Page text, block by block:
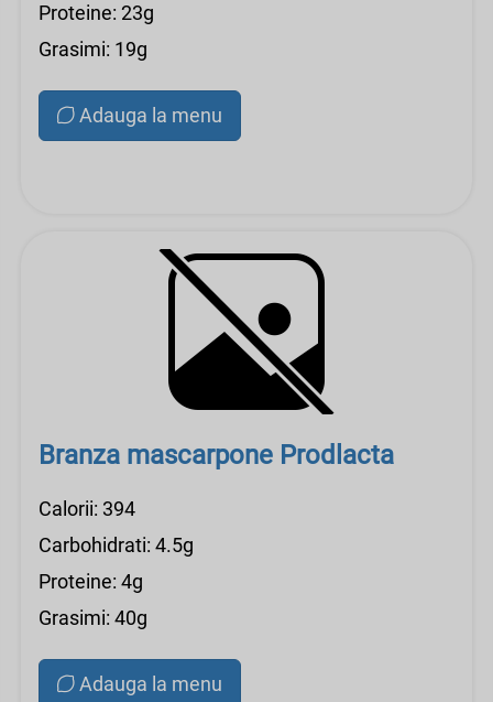
Proteine: 23g
Grasimi: 19g
Adauga la menu
Branza mascarpone Prodlacta
Calorii: 394
Carbohidrati: 4.5g
Proteine: 4g
Grasimi: 40g
Adauga la menu